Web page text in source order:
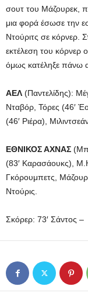
σουτ του Μάζουρεκ,
μια φορά έσωσε την
Ντούριτς σε κόρνερ.
εκτέλεση του κόρνερ
όμως κατέληξε πάνω
ΑΕΛ (Παντελίδης):
Νταβόρ, Τόρες (46′
(46′ Ριέρα),
ΕΘΝΙΚΟΣ ΑΧΝΑΣ
(83′ Καρασάουκς),
Γκόρουμπετς,
Ντούρις.
Σκόρερ: 73′ Σάντος –